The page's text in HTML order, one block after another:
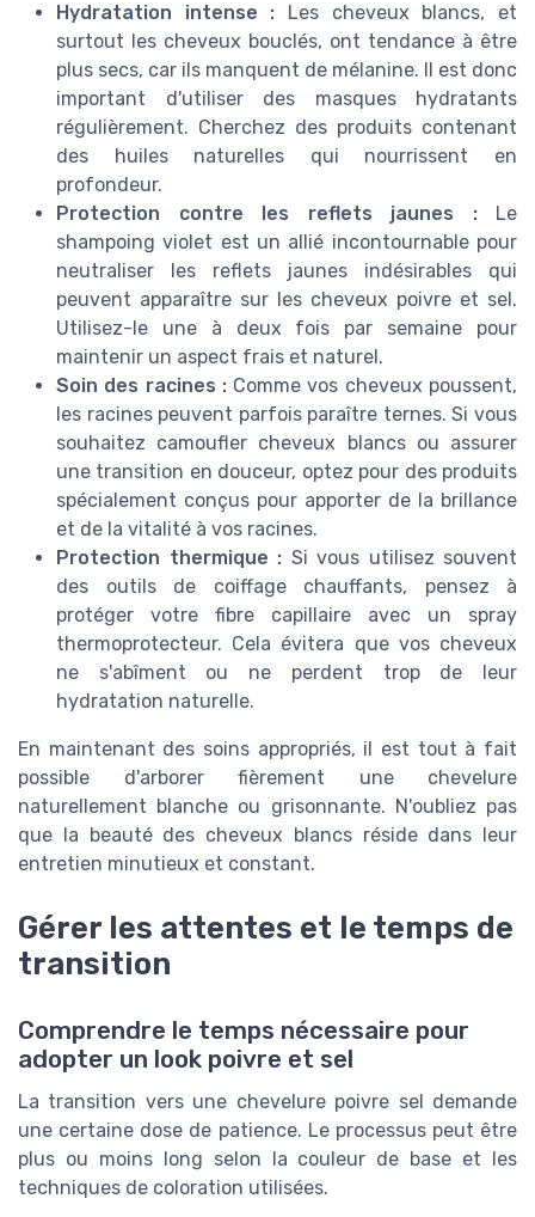
Hydratation intense : Les cheveux blancs, et
surtout les cheveux bouclés, ont tendance à être
plus secs, car ils manquent de mélanine. Il est donc
important d'utiliser des masques hydratants
régulièrement. Cherchez des produits contenant
des huiles naturelles qui nourrissent en
profondeur.
Protection contre les reflets jaunes :Le
shampoing violet est un allié incontournable pour
neutraliser les reflets jaunes indésirables qui
peuvent apparaître sur les cheveux poivre et sel.
Utilisez-le une à deux fois par semaine pour
maintenir un aspect frais et naturel.
Soin des racines :Comme vos cheveux poussent,
les racines peuvent parfois paraître ternes. Si vous
souhaitez camoufler cheveux blancs ou assurer
une transition en douceur, optez pour des produits
spécialement conçus pour apporter de la brillance
et de la vitalité à vos racines.
Protection thermique : Si vous utilisez souvent
des outils de coiffage chauffants, pensez à
protéger votre fibre capillaire avec un spray
thermoprotecteur. Cela évitera que vos cheveux
ne s'abîment ou ne perdent trop de leur
hydratation naturelle.
En maintenant des soins appropriés, il est tout à fait
possible d'arborer fièrement une chevelure
naturellement blanche ou grisonnante. N'oubliez pas
que la beauté des cheveux blancs réside dans leur
entretien minutieux et constant.
Gérer les attentes et le temps de
transition
Comprendre le temps nécessaire pour
adopter un look poivre et sel
La transition vers une chevelure poivre sel demande
une certaine dose de patience. Le processus peut être
plus ou moins long selon la couleur de base et les
techniques de coloration utilisées.